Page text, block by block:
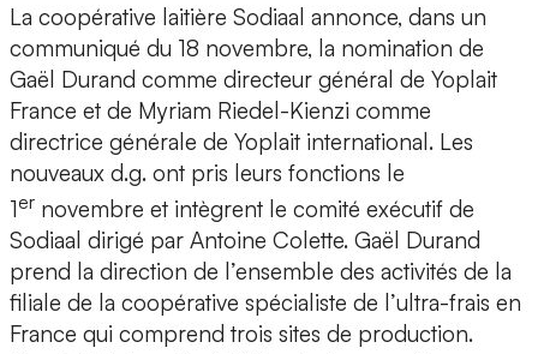
La coopérative laitière Sodiaal annonce, dans un
communiqué du 18 novembre, la nomination de
Gaël Durand comme directeur général de Yoplait
France et de Myriam Riedel-Kienzi comme
directrice générale de Yoplait international. Les
nouveaux d.g. ont pris leurs fonctions le
1er novembre et intègrent le comité exécutif de
Sodiaal dirigé par Antoine Colette. Gaël Durand
prend la direction de l’ensemble des activités de la
filiale de la coopérative spécialiste de l’ultra-frais en
France qui comprend trois sites de production.